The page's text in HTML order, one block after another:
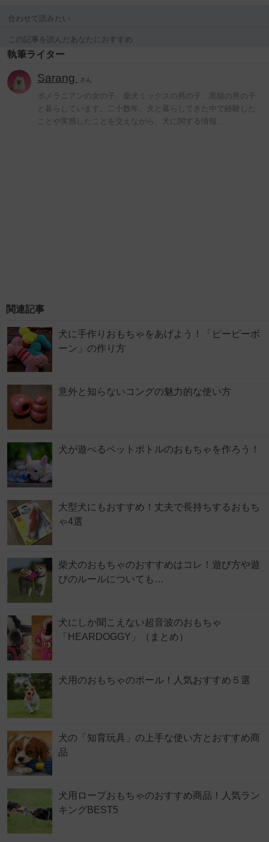
合わせて読みたい
この記事を読んだあなたにおすすめ
執筆ライター
Sarang さん
ポメラニアンの女の子、柴犬ミックスの男の子、黒猫の男の子
と暮らしています。二十数年、犬と暮らしてきた中で経験した
ことや実感したことを交えながら、犬に関する情報…
関連記事
犬に手作りおもちゃをあげよう！「ピーピーボ
ーン」の作り方
意外と知らないコングの魅力的な使い方
犬が遊べるペットボトルのおもちゃを作ろう！
大型犬にもおすすめ！丈夫で長持ちするおもち
ゃ4選
柴犬のおもちゃのおすすめはコレ！遊び方や遊
びのルールについても…
犬にしか聞こえない超音波のおもちゃ
「HEARDOGGY」（まとめ）
犬用のおもちゃのボール！人気おすすめ５選
犬の「知育玩具」の上手な使い方とおすすめ商
品
犬用ロープおもちゃのおすすめ商品！人気ラン
キングBEST5